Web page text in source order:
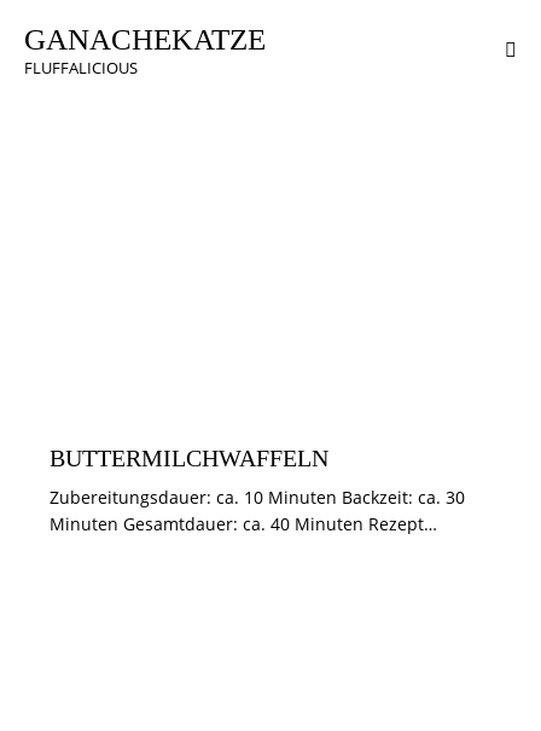
GANACHEKATZE
FLUFFALICIOUS
BUTTERMILCHWAFFELN
Zubereitungsdauer: ca. 10 Minuten Backzeit: ca. 30
Minuten Gesamtdauer: ca. 40 Minuten Rezept…